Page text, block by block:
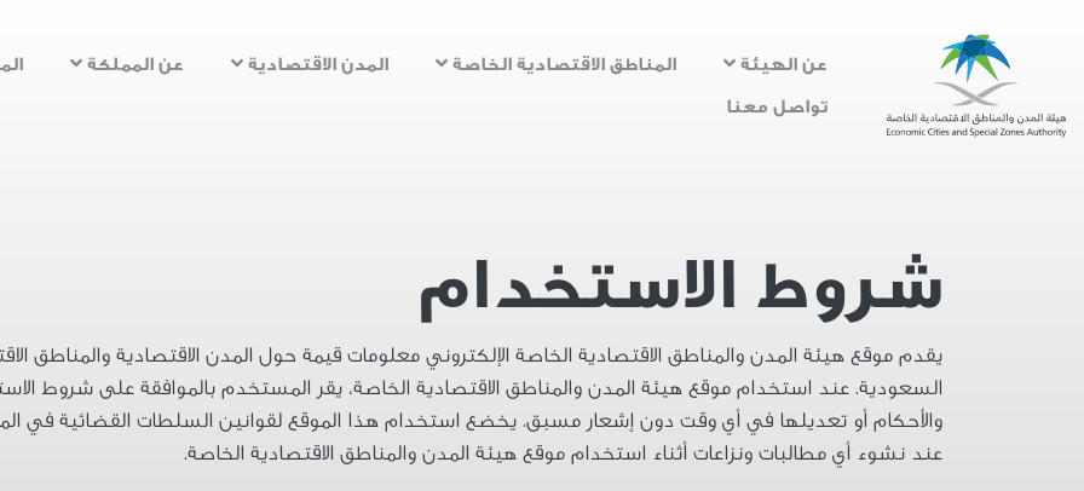
المحتوى
عن الهيئة المناطق الاقتصادية الخاصة المدن الاقتصادية عن المملكة
تواصل معنا
شروط الاستخدام
يقدم موقع هيئة المدن والمناطق الاقتصادية الخاصة الإلكتروني معلومات قيمة حول المدن الاقتصادية والمناطق
السعودية. عند استخدام موقع هيئة المدن والمناطق الاقتصادية الخاصة، يقر المستخدم بالموافقة على شروط
والأحكام أو تعديلها في أي وقت دون إشعار مسبق. يخضع استخدام هذا الموقع لقوانين السلطات القضائية في
عند نشوء أي مطالبات ونزاعات أثناء استخدام موقع هيئة المدن والمناطق الاقتصادية الخاصة.